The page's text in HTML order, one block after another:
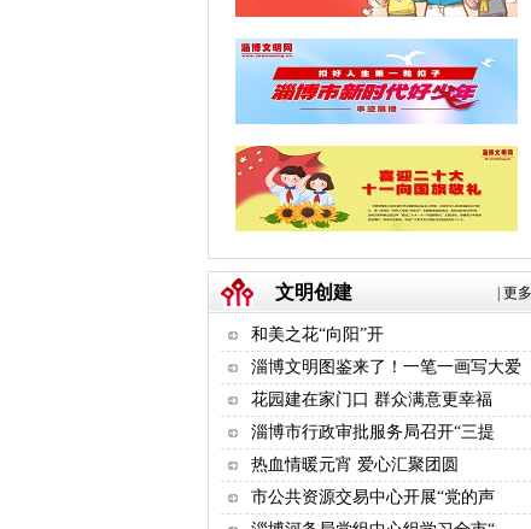
更多
文明创建
和美之花“向阳”开
淄博文明图鉴来了！一笔一画写大爱
花园建在家门口 群众满意更幸福
淄博市行政审批服务局召开“三提
热血情暖元宵 爱心汇聚团圆
市公共资源交易中心开展“党的声